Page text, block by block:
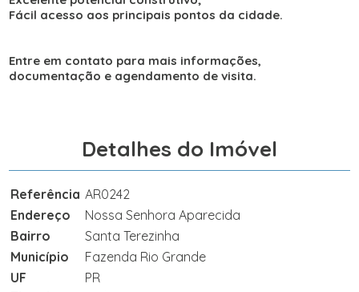
Fácil acesso aos principais pontos da cidade.
Entre em contato para mais informações,
documentação e agendamento de visita.
Detalhes do Imóvel
Referência AR0242
Endereço
Nossa Senhora Aparecida
Bairro
Santa Terezinha
Município
Fazenda Rio Grande
UF
PR